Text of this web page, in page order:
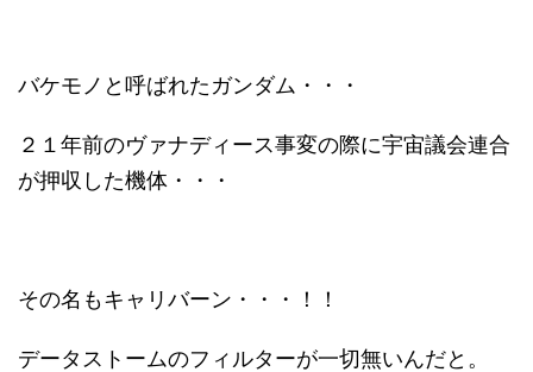
バケモノと呼ばれたガンダム・・・
２１年前のヴァナディース事変の際に宇宙議会連合
が押収した機体・・・
その名もキャリバーン・・・！！
データストームのフィルターが一切無いんだと。